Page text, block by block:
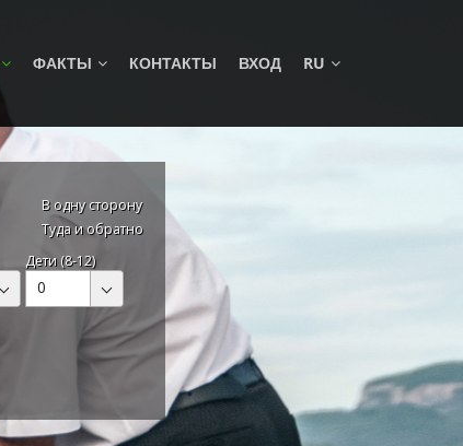
ФАКТЫ КОНТАКТЫ ВХОД RU
В одну сторону
Туда и обратно
Дети (8-12)
0